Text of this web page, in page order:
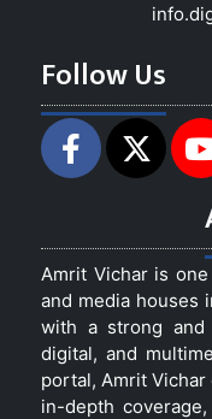
Follow Us
Amrit Vichar is
and media houses
with a strong and
digital, and
portal, Amrit
in-depth